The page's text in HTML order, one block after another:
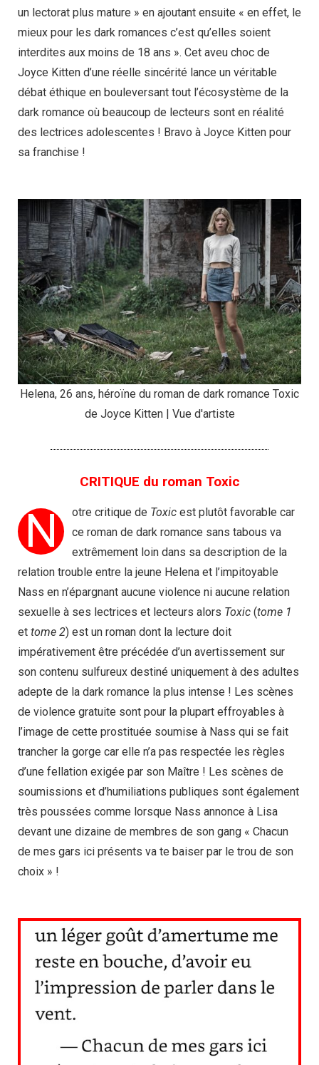
un lectorat plus mature » en ajoutant ensuite « en effet, le
mieux pour les dark romances c’est qu’elles soient
interdites aux moins de 18 ans ». Cet aveu choc de
Joyce Kitten d’une réelle sincérité lance un véritable
débat éthique en bouleversant tout l’écosystème de la
dark romance où beaucoup de lecteurs sont en réalité
des lectrices adolescentes ! Bravo à Joyce Kitten pour
sa franchise !
Helena, 26 ans, héroïne du roman de dark romance Toxic
de Joyce Kitten | Vue d'artiste
CRITIQUE du roman Toxic
N otre critique de Toxic est plutôt favorable car
ce roman de dark romance sans tabous va
extrêmement loin dans sa description de la
relation trouble entre la jeune Helena et l’impitoyable
Nass en n’épargnant aucune violence ni aucune relation
sexuelle à ses lectrices et lecteurs alors Toxic (tome 1
et tome 2) est un roman dont la lecture doit
impérativement être précédée d’un avertissement sur
son contenu sulfureux destiné uniquement à des adultes
adepte de la dark romance la plus intense ! Les scènes
de violence gratuite sont pour la plupart effroyables à
l’image de cette prostituée soumise à Nass qui se fait
trancher la gorge car elle n’a pas respectée les règles
d’une fellation exigée par son Maître ! Les scènes de
soumissions et d’humiliations publiques sont également
très poussées comme lorsque Nass annonce à Lisa
devant une dizaine de membres de son gang « Chacun
de mes gars ici présents va te baiser par le trou de son
choix » !